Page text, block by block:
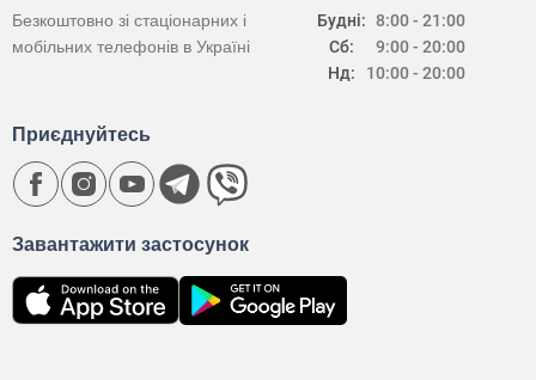
Будні:
Сб:
Нд:
8:00 - 21:00
9:00 - 20:00
10:00 - 20:00
Безкоштовно зі стаціонарних і
мобільних телефонів в Україні
Завантажити застосунок
Приєднуйтесь